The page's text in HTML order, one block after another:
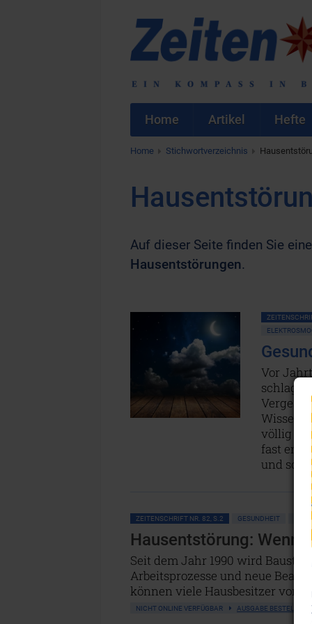
Home Artikel Hefte
Home Stichwortverzeichnis
Auf dieser Seite finden Sie
Hausentstörungen.
Vor
völlig
fast
und
ZEITENSCHRIFT NR. 82, S.2 GESUNDHEIT
Hausentstörung: Wenn
Seit dem Jahr 1990 wird
Arbeitsprozesse und neue
können viele Hausbesitzer von
NICHT ONLINE VERFÜGBAR AUSGABE BESTELLEN